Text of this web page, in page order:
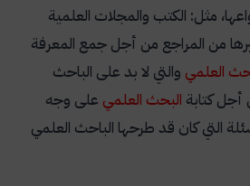
مثل: الكتب والمجلات العلمية
من المراجع من أجل جمع المعرفة
العلمي والتي لا بد على الباحث
أجل كتابة البحث العلمي على وجه
التي كان قد طرحها الباحث العلمي